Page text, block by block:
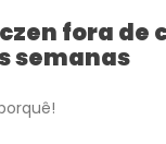
fora de
semanas